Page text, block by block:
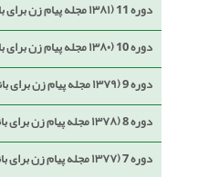
دوره 11 (۱۳۸۱ مجله پیام زن برای بانوان)
دوره 10 (۱۳۸۰ مجله پیام زن برای بانوان)
دوره 9 (۱۳۷۹ مجله پیام زن برای بانوان)
دوره 8 (۱۳۷۸ مجله پیام زن برای بانوان)
دوره 7 (۱۳۷۷ مجله پیام زن برای بانوان)